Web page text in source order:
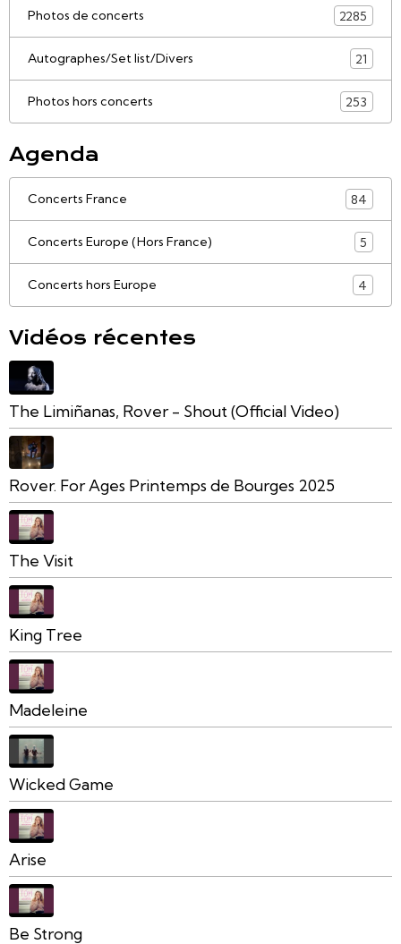
Photos de concerts 2285
Autographes/Set list/Divers 21
Photos hors concerts 253
Agenda
Concerts France 84
Concerts Europe (Hors France) 5
Concerts hors Europe 4
Vidéos récentes
The Limiñanas, Rover - Shout (Official Video)
Rover. For Ages Printemps de Bourges 2025
The Visit
King Tree
Madeleine
Wicked Game
Arise
Be Strong